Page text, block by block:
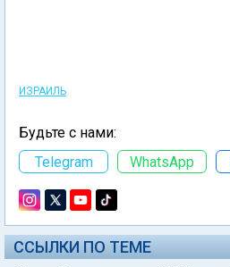
ИЗРАИЛЬ
Будьте с нами:
Telegram
WhatsApp
ССЫЛКИ ПО ТЕМЕ